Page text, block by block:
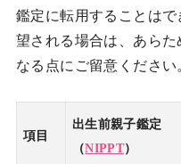
鑑定に転用することは
望される場合は、あら
なる点にご留意ください
項目
出生前親子鑑定
（NIPPT）